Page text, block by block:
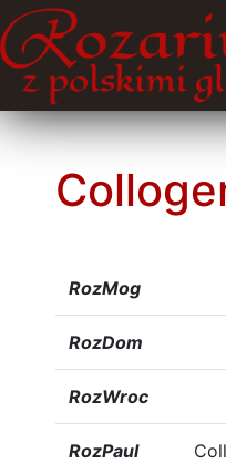
RozMog
RozDom
RozWroc
RozPaul